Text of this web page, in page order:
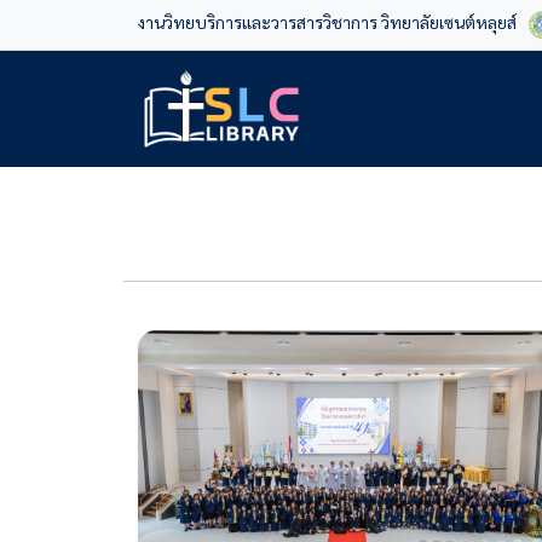
งานวิทยบริการและวารสารวิชาการ วิทยาลัยเซนต์หลุยส์